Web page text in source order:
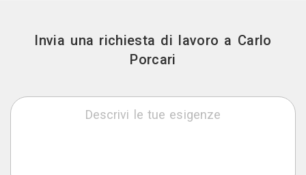
Invia una richiesta di lavoro a Carlo
Porcari